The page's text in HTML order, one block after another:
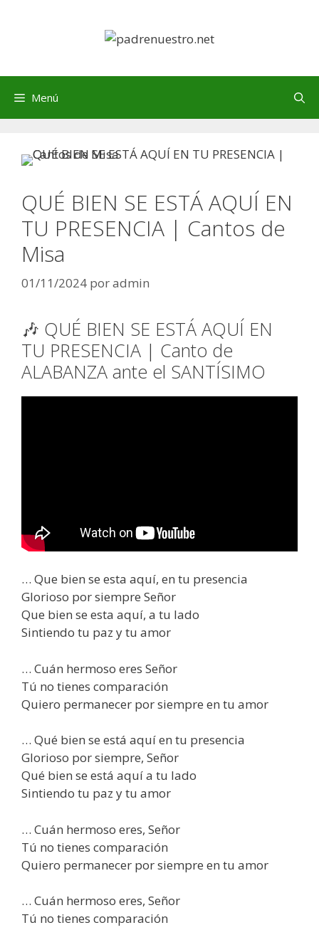
Menú
QUÉ BIEN SE ESTÁ AQUÍ EN
TU PRESENCIA | Cantos de
Misa
01/11/2024 poradmin
🎶 QUÉ BIEN SE ESTÁ AQUÍ EN
TU PRESENCIA | Canto de
ALABANZA ante el SANTÍSIMO
… Que bien se esta aquí, en tu presencia
Glorioso por siempre Señor
Que bien se esta aquí, a tu lado
Sintiendo tu paz y tu amor
… Cuán hermoso eres Señor
Tú no tienes comparación
Quiero permanecer por siempre en tu amor
… Qué bien se está aquí en tu presencia
Glorioso por siempre, Señor
Qué bien se está aquí a tu lado
Sintiendo tu paz y tu amor
… Cuán hermoso eres, Señor
Tú no tienes comparación
Quiero permanecer por siempre en tu amor
… Cuán hermoso eres, Señor
Tú no tienes comparación